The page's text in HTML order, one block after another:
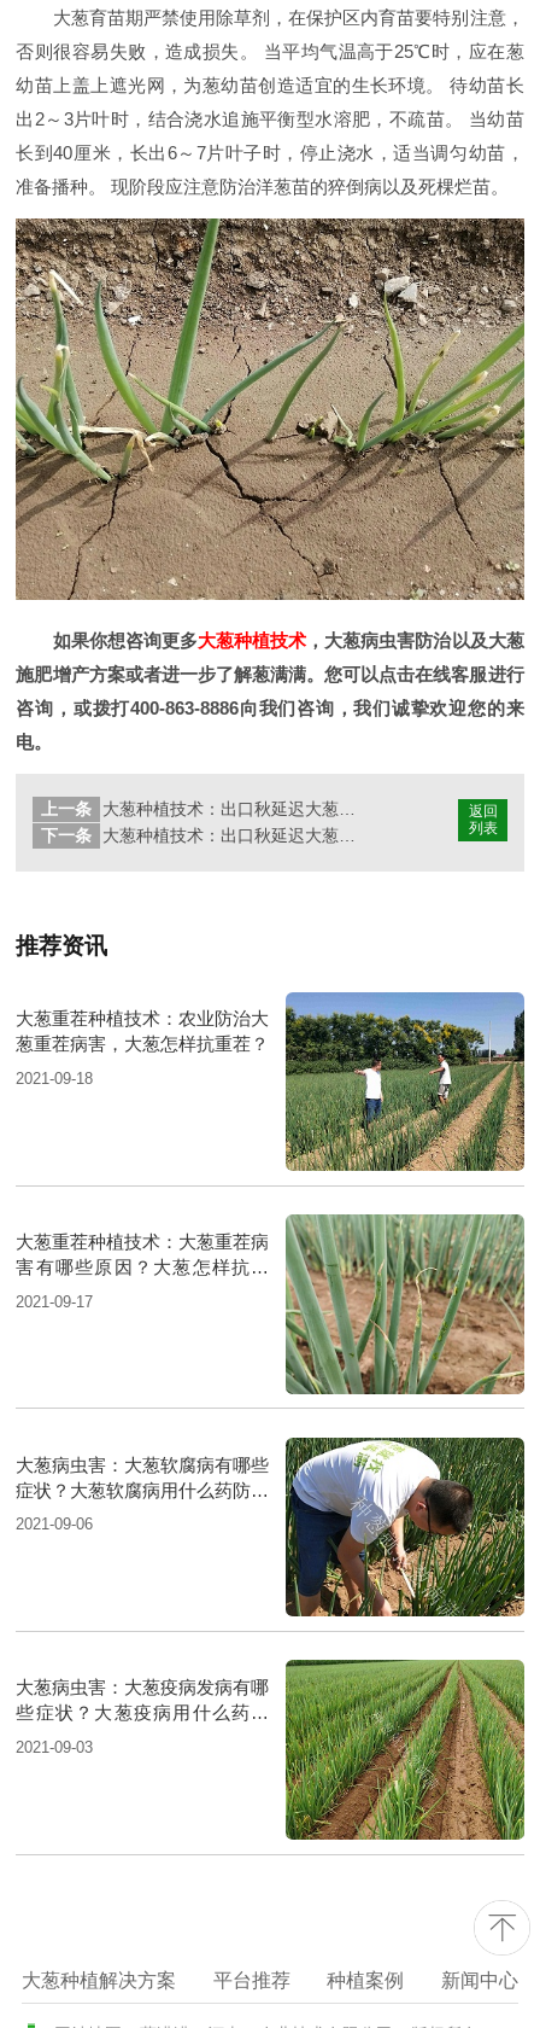
大葱育苗期严禁使用除草剂，在保护区内育苗要特别注意，
否则很容易失败，造成损失。 当平均气温高于25℃时，应在葱
幼苗上盖上遮光网，为葱幼苗创造适宜的生长环境。 待幼苗长
出2～3片叶时，结合浇水追施平衡型水溶肥，不疏苗。 当幼苗
长到40厘米，长出6～7片叶子时，停止浇水，适当调匀幼苗，
准备播种。 现阶段应注意防治洋葱苗的猝倒病以及死棵烂苗。
如果你想咨询更多大葱种植技术 ，大葱病虫害防治以及大葱
施肥增产方案或者进一步了解葱满满。您可以点击在线客服进行
咨询，或拨打400-863-8886向我们咨询，我们诚挚欢迎您的来
电。
返回
列表
上一条
下一条
推荐资讯
大葱重茬种植技术：农业防治大
葱重茬病害，大葱怎样抗重茬？
2021-09-18
大葱重茬种植技术：大葱重茬病
害有哪些原因？大葱怎样抗重
茬？
2021-09-17
大葱病虫害：大葱软腐病有哪些
症状？大葱软腐病用什么药防治
好？
2021-09-06
大葱病虫害：大葱疫病发病有哪
些症状？大葱疫病用什么药防
治？
2021-09-03
大葱种植解决方案 平台推荐 种植案例 新闻中心